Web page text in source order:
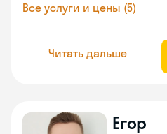
Все услуги и цены (5)
Читать дальше
Егор